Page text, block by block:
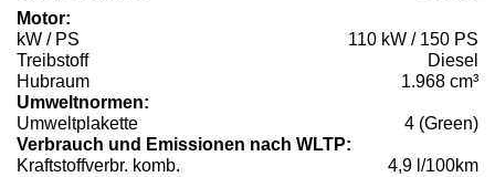
Motor:
kW / PS
110 kW / 150 PS
Treibstoff
Diesel
Hubraum
1.968 cm³
Umweltnormen:
Umweltplakette
4 (Green)
Verbrauch und Emissionen nach WLTP:
Kraftstoffverbr. komb.
4,9 l/100km